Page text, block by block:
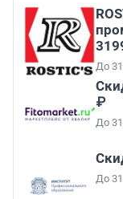
До 31
₽
До 31
До 31